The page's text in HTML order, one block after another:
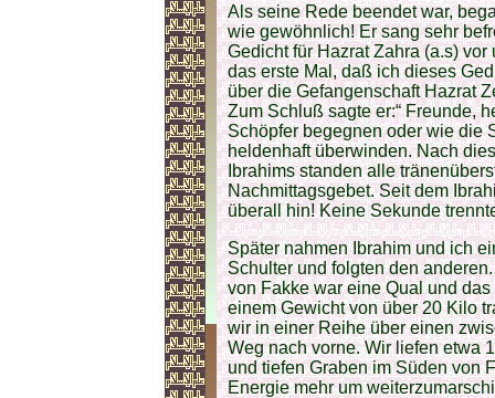
Als seine Rede beendet war,
wie gewöhnlich! Er sang sehr
Gedicht für Hazrat Zahra (a.s)
das erste Mal, daß ich dieses
über die Gefangenschaft Hazrat
Zum Schluß sagte er:“ Freunde,
Schöpfer begegnen oder wie die
heldenhaft überwinden. Nach
Ibrahims standen alle
Nachmittagsgebet. Seit dem
überall hin! Keine Sekunde
Später nahmen Ibrahim und ich
Schulter und folgten den
von Fakke war eine Qual und
einem Gewicht von über 20 Kilo
wir in einer Reihe über einen
Weg nach vorne. Wir liefen etwa
und tiefen Graben im Süden von
Energie mehr um